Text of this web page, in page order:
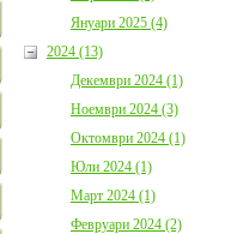
Януари 2025 (4)
2024 (13)
Декември 2024 (1)
Ноември 2024 (3)
Октомври 2024 (1)
Юли 2024 (1)
Март 2024 (1)
Февруари 2024 (2)